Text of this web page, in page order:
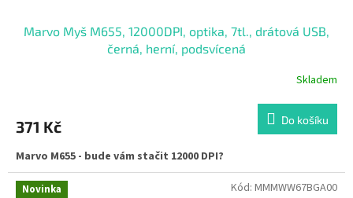
Marvo Myš M655, 12000DPI, optika, 7tl., drátová USB,
černá, herní, podsvícená
je
z
5
hvězdiček.
Skladem
371 Kč Do košíku
Marvo M655 - bude vám stačit 12000 DPI?
Novinka Kód: MMMWW67BGA00